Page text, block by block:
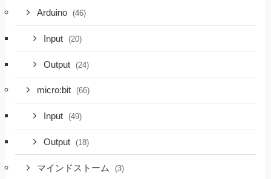
Arduino (46)
Input (20)
Output (24)
micro:bit (66)
Input (49)
Output (18)
マインドストーム (3)